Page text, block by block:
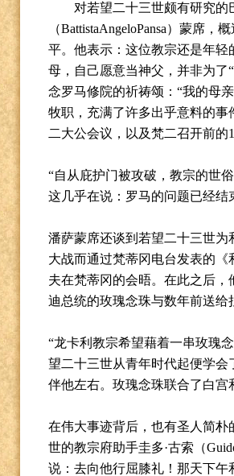
对若望二十三世颇有研究的
（BattistaAngeloPansa）蒙席，
平。他表示：这位教宗还是年轻
母，自己愿意当神父，并非为了“
念罗马修院的祈祷颂：“我的母
牧职，充满了许多出乎意料的
二大公会议，以及梵二召开前的
“自从庇护门被攻破，教宗的世
这几乎在说：罗马的问题已经结
潘萨蒙席还谈到若望二十三世为
大战而通过梵蒂冈电台发表的
夫在梵蒂冈的会晤。在此之后
迪总统的玫瑰念珠与数年前送给
“龙卡利教宗希望藉着一串玫瑰
望二十三世从青年时代起便学
伴他左右。玫瑰念珠联合了白宫
在伟大事迹背后，也有圣人简
世的教宗府助手圭多·古索（
说：去向他行屈膝礼！那天下